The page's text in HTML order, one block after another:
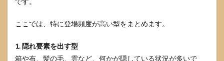
ここでは、特に登場頻度が高い型をまとめます。
1. 隠れ要素を出す型
箱や布、髪の毛、雲など、何かが隠している状況が多いで